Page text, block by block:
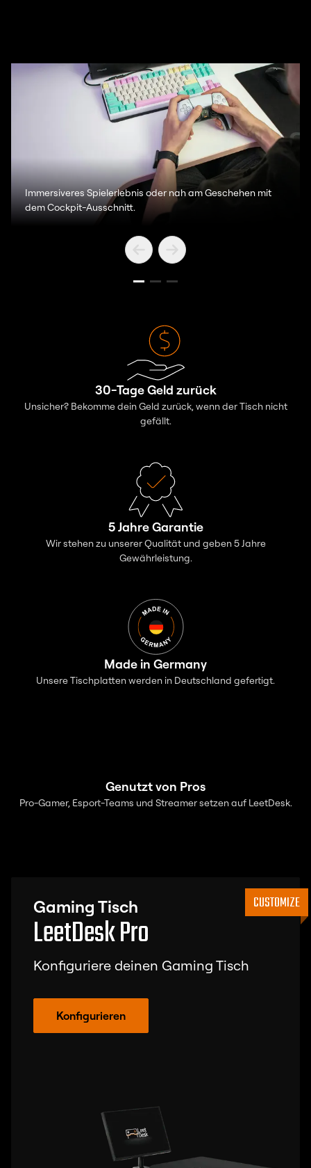
Immersiveres Spielerlebnis oder nah am Geschehen mit
dem Cockpit-Ausschnitt.
30-Tage Geld zurück
Unsicher? Bekomme dein Geld zurück, wenn der Tisch nicht
gefällt.
5 Jahre Garantie
Wir stehen zu unserer Qualität und geben 5 Jahre
Gewährleistung.
Made in Germany
Unsere Tischplatten werden in Deutschland gefertigt.
Genutzt von Pros
Pro-Gamer, Esport-Teams und Streamer setzen auf LeetDesk.
CUSTOMIZE
Gaming Tisch
LeetDesk Pro
Konfiguriere deinen Gaming Tisch
Konfigurieren